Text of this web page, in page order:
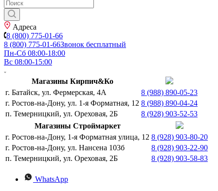
Адреса
8 (800) 775-01-66
8 (800) 775-01-66Звонок бесплатный
Пн-Сб 08:00-18:00
Вс 08:00-15:00
Магазины Кирпич&Ко
г. Батайск, ул. Фермерская, 4А
8 (988) 890-05-23
г. Ростов-на-Дону, ул. 1-я Форматная, 12 8 (988) 890-04-24
п. Темерницкий, ул. Ореховая, 2Б
8 (928) 903-52-53
Магазины Строймаркет
г. Ростов-на-Дону, 1-я Форматная улица, 12 8 (928) 903-80-20
г. Ростов-на-Дону, ул. Нансена 103б
8 (928) 903-22-90
п. Темерницкий, ул. Ореховая, 2Б
8 (928) 903-58-83
WhatsApp